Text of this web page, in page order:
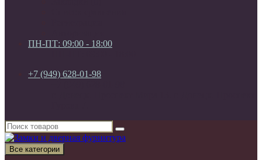
ПН-ПТ: 09:00 - 18:00
+7 (949) 628-01-98
Все категории